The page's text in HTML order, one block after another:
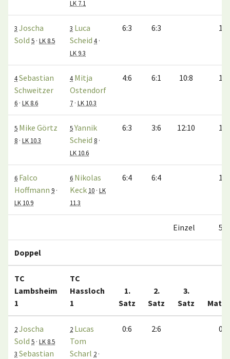
LK 7.1
3 Joscha
Sold 5 · LK 8.5
3 Luca
Scheid 4 ·
LK 9.3
6:3 6:3 1:0
4Sebastian
Schweitzer
6 · LK 8.6
4 Mitja
Ostendorf
7 · LK 10.3
4:6 6:1 10:8 1:0
5 Mike Görtz
8 · LK 10.3
5Yannik
Scheid 8 ·
LK 10.6
6:3 3:6 12:10 1:0
6 Falco
Hoffmann 9 ·
LK 10.9
6 Nikolas
Keck 10 · LK
11.3
6:4 6:4 1:0
Einzel 5:1
Doppel
TC
Lambsheim
1
TC
Hassloch
1
1.
Satz
2.
Satz
3.
Satz
2Joscha
Sold 5 · LK 8.5
3 Sebastian
2 Lucas
Tom
Scharl 2 ·
0:6 2:6 0:1